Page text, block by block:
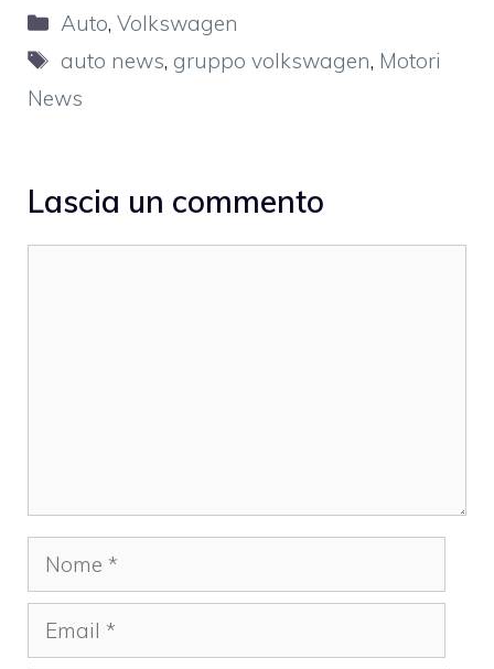
Categorie
Auto,Volkswagen
Tag
auto news, gruppo volkswagen, Motori
News
Lascia un commento
Nome
Email